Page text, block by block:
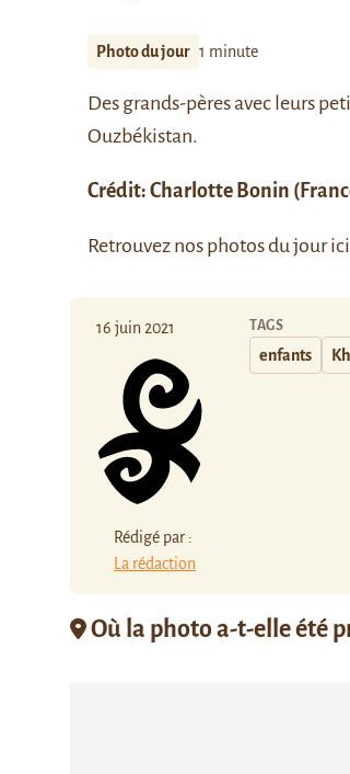
Photo du jour 1 minute
Des grands-pères avec leurs
Ouzbékistan.
Crédit: Charlotte Bonin
Retrouvez nos photos du jourici
16 juin 2021
Rédigé par :
La rédaction
TAGS
enfants
Où la photo a-t-elle été